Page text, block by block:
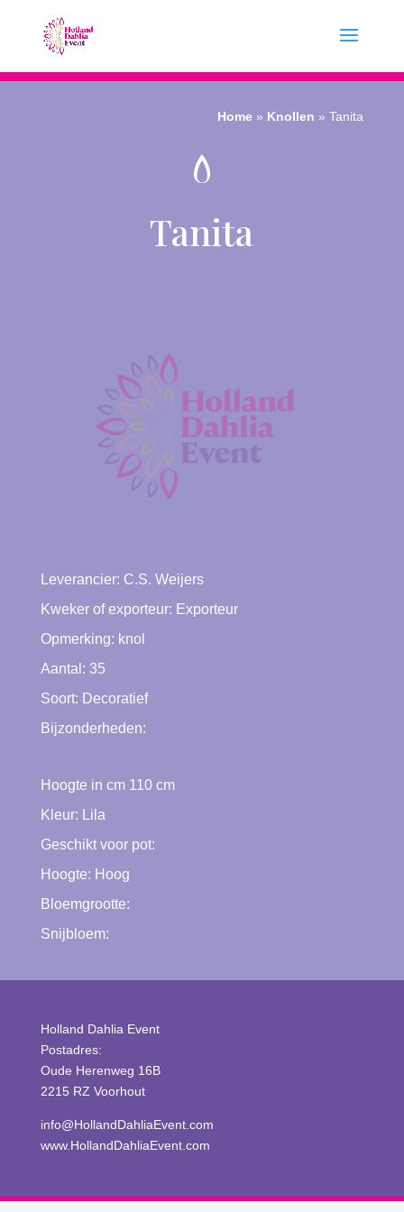
Home » Knollen »Tanita
Tanita
Leverancier: C.S. Weijers
Kweker of exporteur: Exporteur
Opmerking: knol
Aantal: 35
Soort: Decoratief
Bijzonderheden:
Hoogte in cm 110cm
Kleur:
Lila
Geschikt voor pot:
Hoogte: Hoog
Bloemgrootte:
Snijbloem:
Holland Dahlia Event
Postadres:
Oude Herenweg 16B
2215 RZ Voorhout
info@HollandDahliaEvent.com
www.HollandDahliaEvent.com